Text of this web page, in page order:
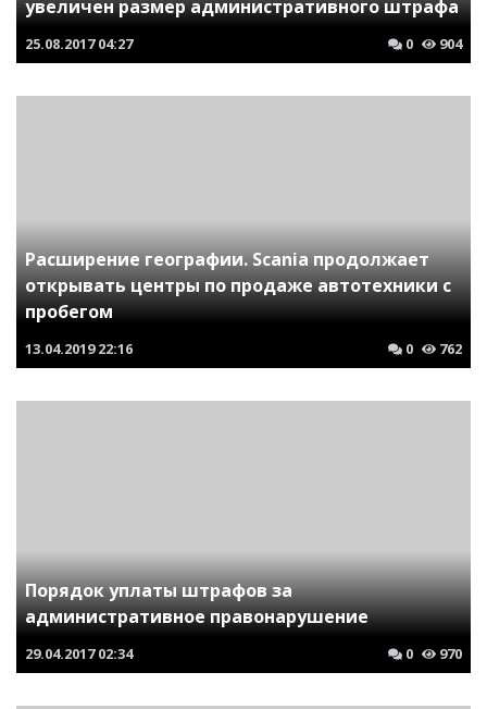
увеличен размер административного штрафа
25.08.2017 04:27 0 904
Расширение географии. Scania продолжает
открывать центры по продаже автотехники с
пробегом
13.04.2019 22:16 0 762
Порядок уплаты штрафов за
административное правонарушение
29.04.2017 02:34 0 970